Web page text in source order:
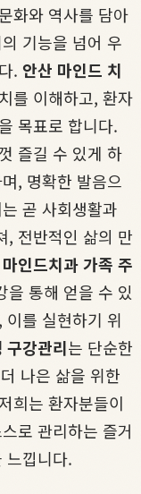
화와 역사를 담아
기능을 넘어 우
. 안산 마인드 치
를 이해하고, 환자
목표로 합니다.
즐길 수 있게 하
, 명확한 발음으
곧 사회생활과
, 전반적인 삶의 만
마인드치과 가족 주
을 통해 얻을 수 있
를 실현하기 위
구강관리는 단순한
나은 삶을 위한
희는 환자분들이
로 관리하는 즐거
느낍니다.